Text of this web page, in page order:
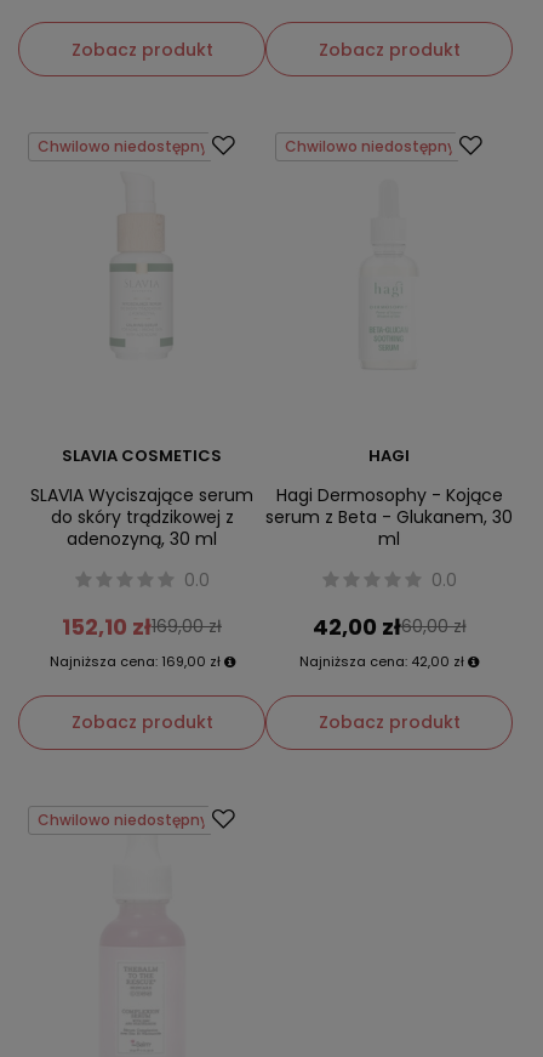
Zobacz produkt Zobacz produkt
Chwilowo niedostępny
SLAVIA COSMETICS
SLAVIA Wyciszające serum
do skóry trądzikowej z
adenozyną, 30 ml
0.0
152,10 zł169,00 zł
Najniższa cena: 169,00 zł
Zobacz produkt
Chwilowo niedostępny
HAGI
Hagi Dermosophy - Kojące
serum z Beta - Glukanem, 30
ml
0.0
42,00 zł60,00 zł
Najniższa cena: 42,00 zł
Zobacz produkt
Chwilowo niedostępny